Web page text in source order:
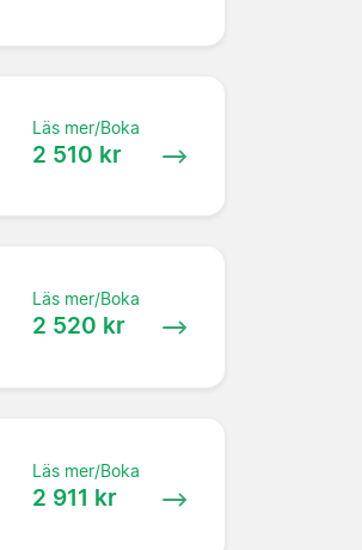
Läs mer/Boka
2 510 kr
Läs mer/Boka
2 520 kr
Läs mer/Boka
2 911 kr